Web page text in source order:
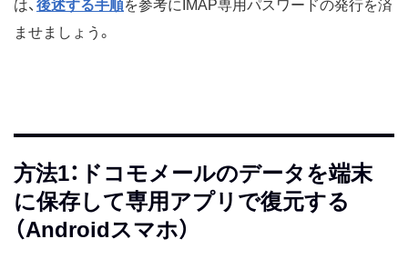
は、 後述する手順を参考にIMAP専用パスワードの発行を済
ませましょう。
方法1：ドコモメールのデータを端末
に保存して専用アプリで復元する
（Androidスマホ）